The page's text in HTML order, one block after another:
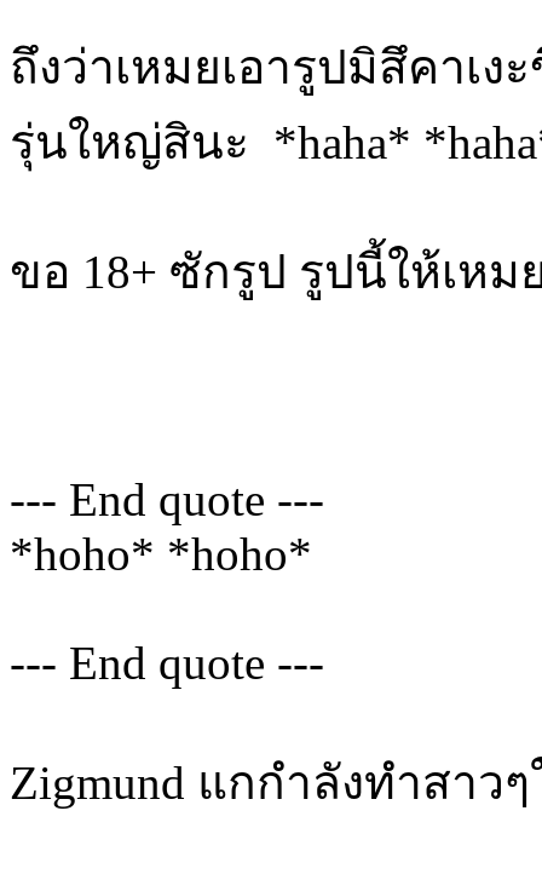
ถึงว่าเหมยเอารูปมิสึคาเ
รุ่นใหญ่สินะ *haha*
ขอ 18+ ซักรูป รูปนี้ให้เห
--- End quote ---
*hoho* *hoho*
--- End quote ---
Zigmund แกกำลังทำสาว